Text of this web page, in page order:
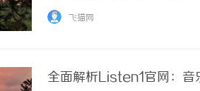
飞猫网
全面解析Listen1官网：音